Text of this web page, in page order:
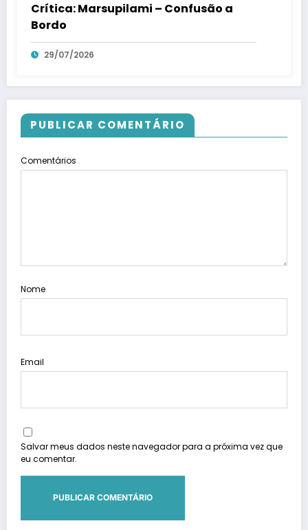
Crítica: Marsupilami – Confusão a
Bordo
29/07/2026
PUBLICAR COMENTÁRIO
Comentários
Nome
Email
Salvar meus dados neste navegador para a próxima vez que
eu comentar.